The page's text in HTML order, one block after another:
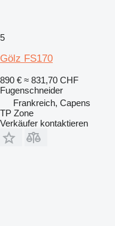
5
Gölz FS170
890 € ≈ 831,70 CHF
Fugenschneider
Frankreich, Capens
TP Zone
Verkäufer kontaktieren